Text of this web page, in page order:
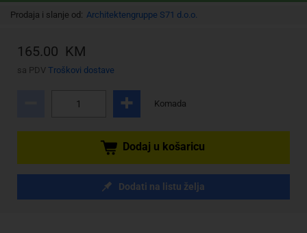
Prodaja i slanje od: Architektengruppe S71 d.o.o.
165.00 KM
sa PDV Troškovi dostave
Komada
Dodaj u košaricu
Dodati na listu želja